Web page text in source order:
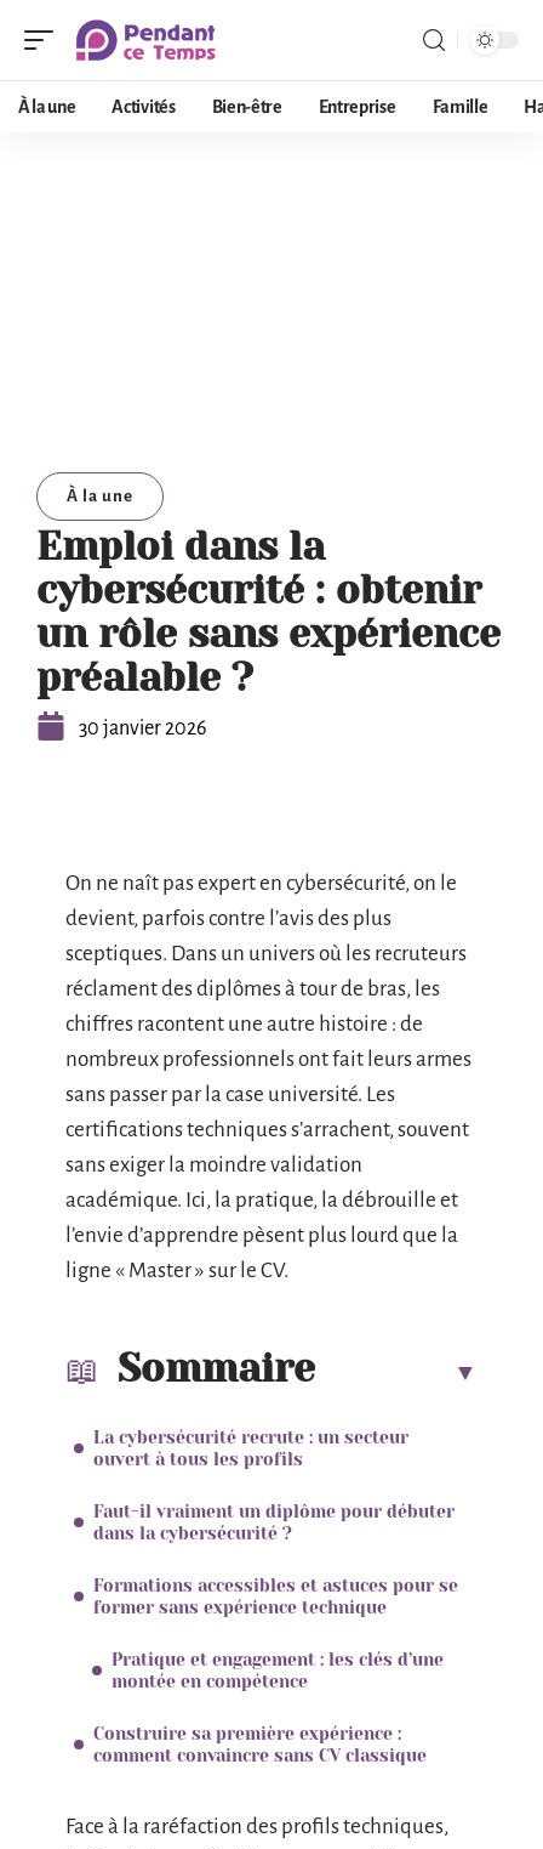
À la une Activités Bien-être Entreprise Famille
À la une
Emploi dans la
cybersécurité : obtenir
un rôle sans expérience
préalable ?
30 janvier 2026
On ne naît pas expert en cybersécurité, on le
devient, parfois contre l’avis des plus
sceptiques. Dans un univers où les recruteurs
réclament des diplômes à tour de bras, les
chiffres racontent une autre histoire : de
nombreux professionnels ont fait leurs armes
sans passer par la case université. Les
certifications techniques s’arrachent, souvent
sans exiger la moindre validation
académique. Ici, la pratique, la débrouille et
l’envie d’apprendre pèsent plus lourd que la
ligne « Master » sur le CV.
Sommaire
La cybersécurité recrute : un secteur
ouvert à tous les profils
Faut-il vraiment un diplôme pour débuter
dans la cybersécurité ?
Formations accessibles et astuces pour se
former sans expérience technique
Pratique et engagement : les clés d’une
montée en compétence
Construire sa première expérience :
comment convaincre sans CV classique
Face à la raréfaction des profils techniques,